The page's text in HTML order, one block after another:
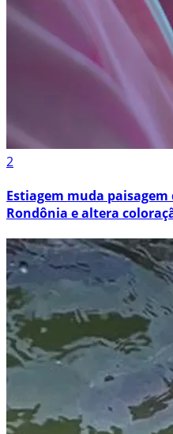
2
Estiagem muda
Rondônia e altera